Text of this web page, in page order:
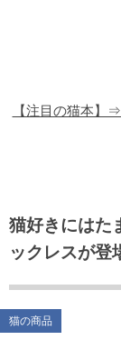
【注目の猫本】
猫好きにはた
ックレスが登
猫の商品
猫のゲーム・アプリ
猫のフリー写真素材